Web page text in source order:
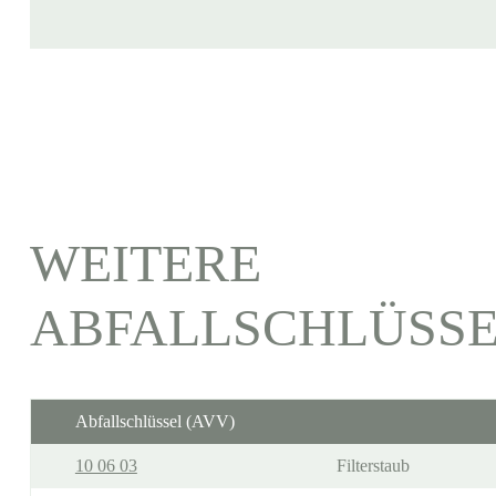
WEITERE
Abfallschlüssel (AVV)
10 06 03 Filterstaub